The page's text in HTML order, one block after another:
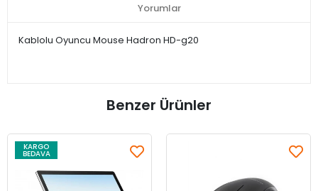
Yorumlar
Kablolu Oyuncu Mouse Hadron HD-g20
Benzer Ürünler
KARGO
BEDAVA